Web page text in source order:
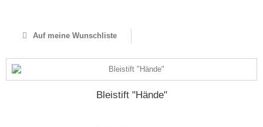
Auf meine Wunschliste
Bleistift "Hände"